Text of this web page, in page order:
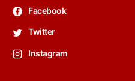
Facebook
Twitter
Instagram